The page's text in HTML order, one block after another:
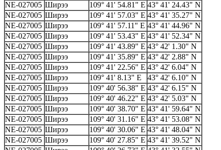
NE-027005 Ширээ 109° 41' 54.81" E 43° 41' 24.43" N
NE-027005 Ширээ 109° 41' 57.03" E 43° 41' 35.27" N
NE-027005 Ширээ 109° 41' 57.11" E 43° 41' 44.96" N
NE-027005 Ширээ 109° 41' 53.43" E 43° 41' 52.34" N
NE-027005 Ширээ 109° 41' 43.89" E 43° 42' 1.30" N
NE-027005 Ширээ 109° 41' 35.89" E 43° 42' 2.88" N
NE-027005 Ширээ 109° 41' 22.56" E 43° 42' 6.04" N
NE-027005 Ширээ 109° 41' 8.13" E
43° 42' 6.10" N
NE-027005 Ширээ 109° 40' 56.38" E 43° 42' 6.15" N
NE-027005 Ширээ 109° 40' 46.22" E 43° 42' 5.03" N
NE-027005 Ширээ 109° 40' 38.70" E 43° 41' 59.64" N
NE-027005 Ширээ 109° 40' 31.16" E 43° 41' 53.08" N
NE-027005 Ширээ 109° 40' 30.06" E 43° 41' 48.04" N
NE-027005 Ширээ 109° 40' 27.85" E 43° 41' 39.52" N